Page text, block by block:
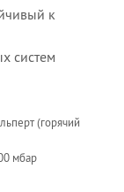
к
систем
(горячий
мбар